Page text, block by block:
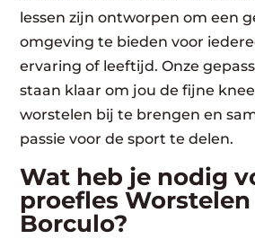
lessen zijn ontworpen om een
omgeving te bieden voor
ervaring of leeftijd. Onze
staan klaar om jou de fijne
worstelen bij te brengen en
passie voor de sport te delen.
Wat heb je nodig
proefles
Borculo?